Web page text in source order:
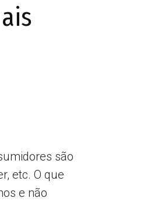
são
etc. O que
e não